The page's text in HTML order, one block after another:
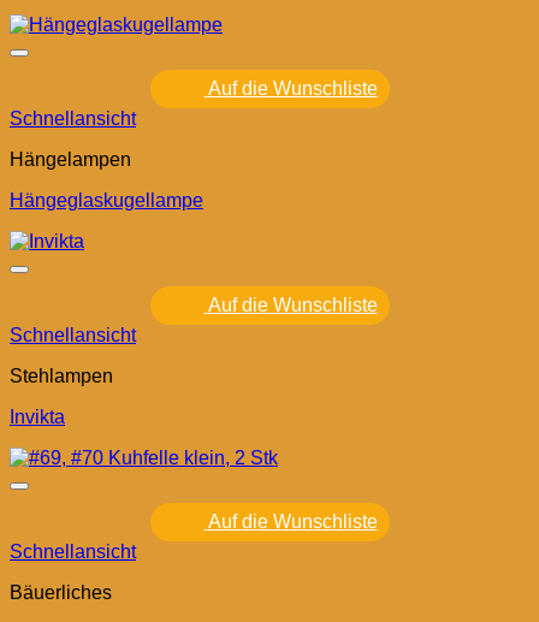
Auf die Wunschliste
Schnellansicht
Hängelampen
Hängeglaskugellampe
Auf die Wunschliste
Schnellansicht
Stehlampen
Invikta
Auf die Wunschliste
Schnellansicht
Bäuerliches